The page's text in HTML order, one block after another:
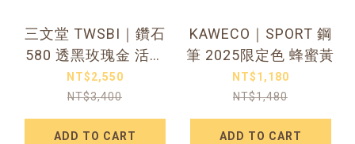
三文堂 TWSBI｜鑽石
580 透黑玫瑰金 活塞
鋼筆
NT$2,550
NT$3,400
ADD TO CART
KAWECO｜SPORT 鋼
筆 2025限定色 蜂蜜黃
NT$1,180
NT$1,480
ADD TO CART